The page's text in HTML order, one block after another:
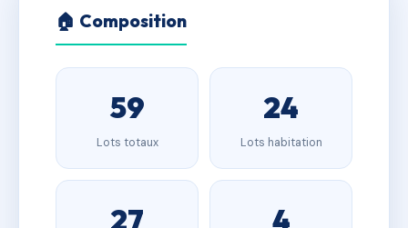
🏠 Composition
59
Lots totaux
24
Lots habitation
27 4